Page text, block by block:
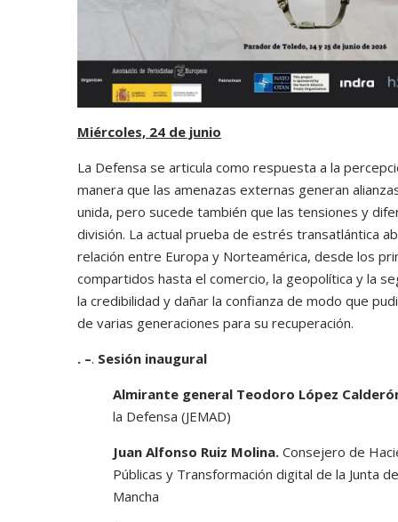
Miércoles, 24 de junio
La Defensa se articula como respuesta a la
manera que las amenazas externas generan
unida, pero sucede también que las tensiones y
división. La actual prueba de estrés transatlántica
relación entre Europa y Norteamérica, desde los
compartidos hasta el comercio, la geopolítica y la
la credibilidad y dañar la confianza de modo que
de varias generaciones para su recuperación.
. –. Sesión inaugural
Almirante general Teodoro López
la Defensa (JEMAD)
Juan Alfonso Ruiz Molina. Consejero de
Públicas y Transformación digital de la Junta
Mancha